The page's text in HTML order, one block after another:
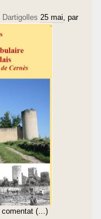
25 mai, par
comentat (…)